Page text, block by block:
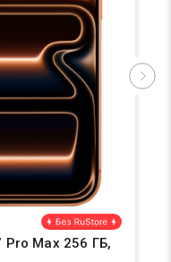
Max 256 ГБ,